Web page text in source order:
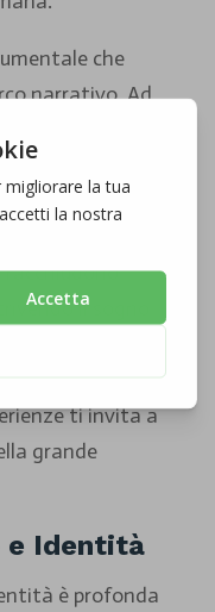
che
narrativo. Ad
un
una
emotiva. Le
racchiudono
il sogno
lotta e
di
ti invita a
grande
e Identità
è profonda